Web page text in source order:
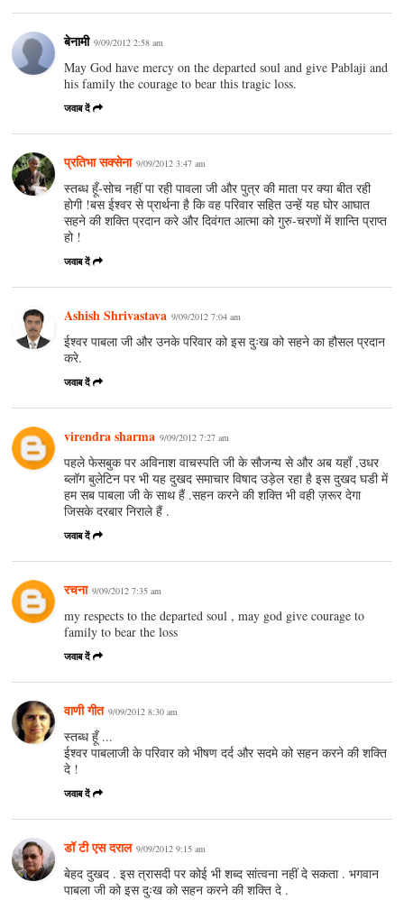
बेनामी 9/09/2012 2:58 am
May God have mercy on the departed soul and give Pablaji and
his family the courage to bear this tragic loss.
जवाब दें
प्रतिभा सक्सेना 9/09/2012 3:47 am
स्तब्ध हूँ-सोच नहीं पा रही पावला जी और पुत्र की माता पर क्या बीत रही
होगी !बस ईश्वर से प्रार्थना है कि वह परिवार सहित उन्हें यह घोर आघात
सहने की शक्ति प्रदान करे और दिवंगत आत्मा को गुरु-चरणों में शान्ति प्राप्त
हो !
जवाब दें
Ashish Shrivastava 9/09/2012 7:04 am
ईश्वर पाबला जी और उनके परिवार को इस दुःख को सहने का हौसल प्रदान
करे.
जवाब दें
virendra sharma 9/09/2012 7:27 am
पहले फेसबुक पर अविनाश वाचस्पति जी के सौजन्य से और अब यहाँ ,उधर
ब्लॉग बुलेटिन पर भी यह दुखद समाचार विषाद उड़ेल रहा है इस दुखद घडी में
हम सब पाबला जी के साथ हैं .सहन करने की शक्ति भी वही ज़रूर देगा
जिसके दरबार निराले हैं .
जवाब दें
रचना 9/09/2012 7:35 am
my respects to the departed soul , may god give courage to
family to bear the loss
जवाब दें
वाणी गीत 9/09/2012 8:30 am
स्तब्ध हूँ ...
ईश्वर पाबलाजी के परिवार को भीषण दर्द और सदमे को सहन करने की शक्ति
दे !
जवाब दें
डॉ टी एस दराल 9/09/2012 9:15 am
बेहद दुखद . इस त्रासदी पर कोई भी शब्द सांत्वना नहीं दे सकता . भगवान
पाबला जी को इस दुःख को सहन करने की शक्ति दे .